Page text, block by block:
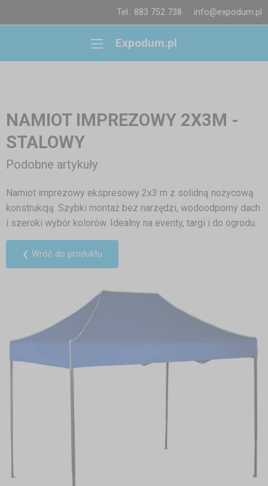
Tel.: 883 752 738 info@expodum.pl
Expodum.pl
NAMIOT IMPREZOWY 2X3M -
STALOWY
Podobne artykuły
Namiot imprezowy ekspresowy 2x3 m z solidną nożycową
konstrukcją. Szybki montaż bez narzędzi, wodoodporny dach
i szeroki wybór kolorów. Idealny na eventy, targi i do ogrodu.
❮ Wróć do produktu